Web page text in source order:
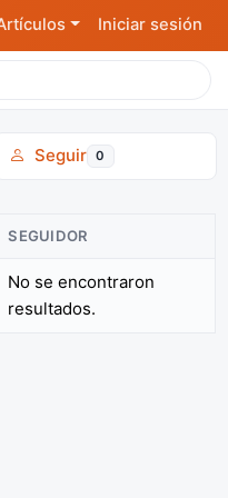
Iniciar sesión
Seguir 0
SEGUIDOR
No se encontraron
resultados.